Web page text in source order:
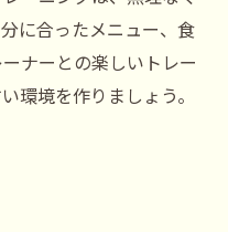
に合ったメニュー、食
ナーとの楽しいトレー
環境を作りましょう。